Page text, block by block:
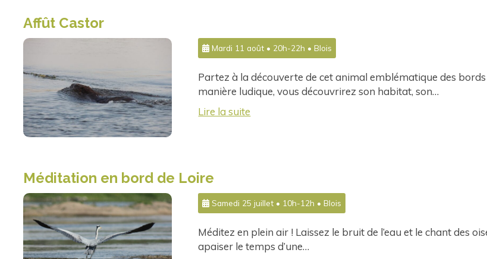
Affût Castor
Mardi 11 août • 20h-22h • Blois
Partez à la découverte de cet animal emblématique des bords
manière ludique, vous découvrirez son habitat, son…
Lire la suite
Méditation en bord de Loire
Samedi 25 juillet • 10h-12h • Blois
Méditez en plein air ! Laissez le bruit de l’eau et le chant des
apaiser le temps d’une…